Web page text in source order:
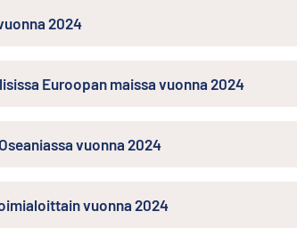
2024
Euroopan maissa vuonna 2024
vuonna 2024
vuonna 2024